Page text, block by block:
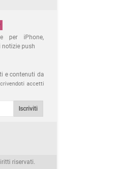
per iPhone,
notizie push
e contenuti da
accetti
Iscriviti
riservati.